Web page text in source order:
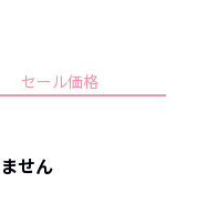
ライバシーポリシー
セール価格
せん